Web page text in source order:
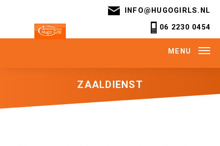
INFO@HUGOGIRLS.NL
06 2230 0454
MENU
ZAALDIENST